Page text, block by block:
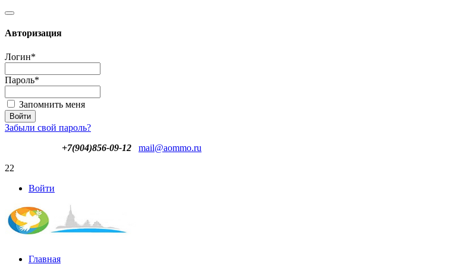
Авторизация
Логин*
Пароль*
Запомнить меня
Забыли свой пароль?
+7(904)856-09-12
mail@aommo.ru
22
Войти
Главная